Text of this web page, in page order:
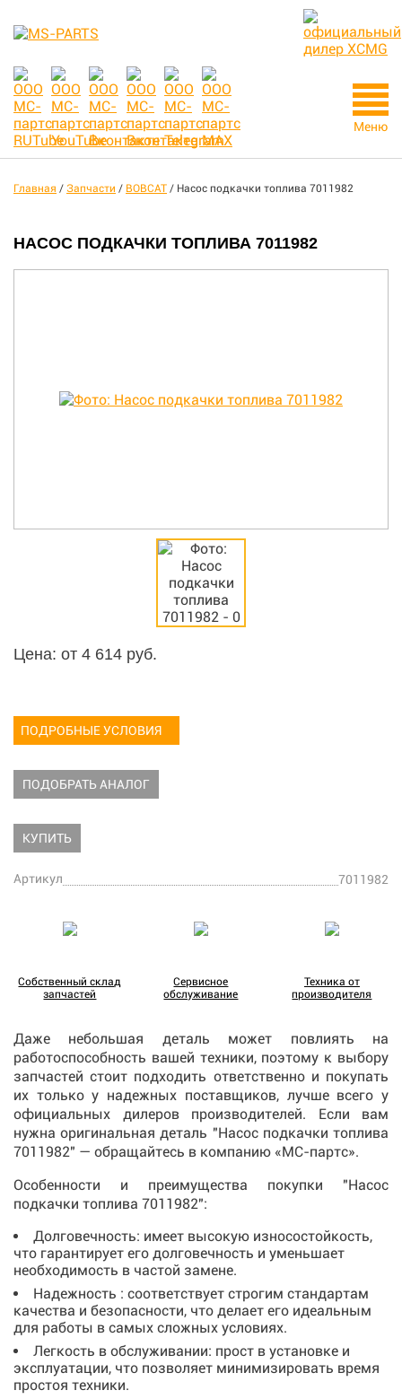
Меню
Главная / Запчасти / BOBCAT / Насос подкачки топлива 7011982
НАСОС ПОДКАЧКИ ТОПЛИВА 7011982
Цена: от 4 614 руб.
ПОДРОБНЫЕ УСЛОВИЯ
ПОДОБРАТЬ АНАЛОГ
КУПИТЬ
Артикул 7011982
Собственный склад
запчастей
Сервисное
обслуживание
Техника от
производителя
Даже небольшая деталь может повлиять на
работоспособность вашей техники, поэтому к выбору
запчастей стоит подходить ответственно и покупать
их только у надежных поставщиков, лучше всего у
официальных дилеров производителей. Если вам
нужна оригинальная деталь "Насос подкачки топлива
7011982" — обращайтесь в компанию «МС-партс».
Особенности и преимущества покупки "Насос
подкачки топлива 7011982":
Долговечность: имеет высокую износостойкость,
что гарантирует его долговечность и уменьшает
необходимость в частой замене.
Надежность : соответствует строгим стандартам
качества и безопасности, что делает его идеальным
для работы в самых сложных условиях.
Легкость в обслуживании: прост в установке и
эксплуатации, что позволяет минимизировать время
простоя техники.